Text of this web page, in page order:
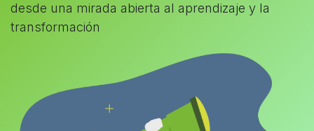
desde una mirada abierta al aprendizaje y la
transformación